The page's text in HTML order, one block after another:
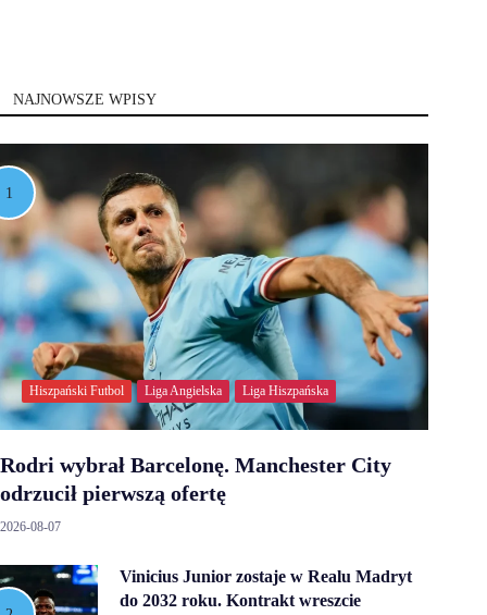
NAJNOWSZE WPISY
Hiszpański Futbol Liga Angielska Liga Hiszpańska
Rodri wybrał Barcelonę. Manchester City
odrzucił pierwszą ofertę
2026-08-07
Vinicius Junior zostaje w Realu Madryt
do 2032 roku. Kontrakt wreszcie